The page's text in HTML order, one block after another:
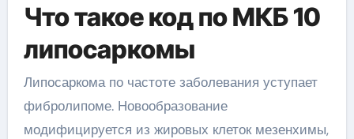
Что такое код по МКБ 10
липосаркомы
Липосаркома по частоте заболевания уступает
фибролипоме. Новообразование
модифицируется из жировых клеток мезенхимы,